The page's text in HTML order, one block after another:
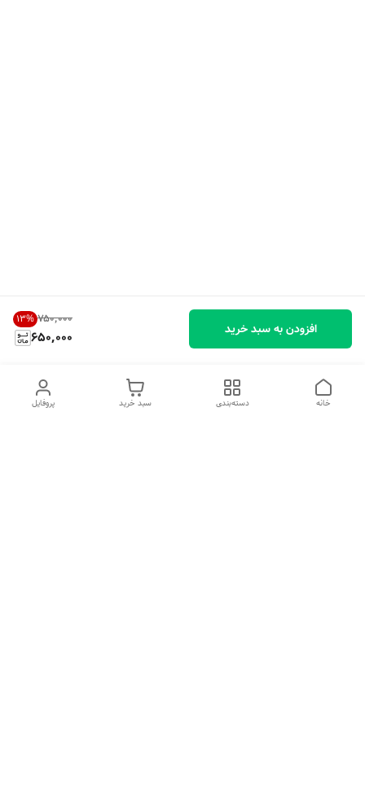
۷۵۰٬۰۰۰ 13%
650,000 افزودن به سبد خرید
پروفایل سبد خرید دسته‌بندی خانه